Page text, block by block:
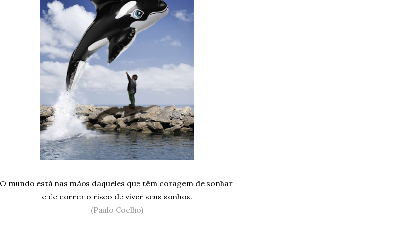
O mundo está nas mãos daqueles que têm coragem de sonhar
e de correr o risco de viver seus sonhos.
(Paulo Coelho)